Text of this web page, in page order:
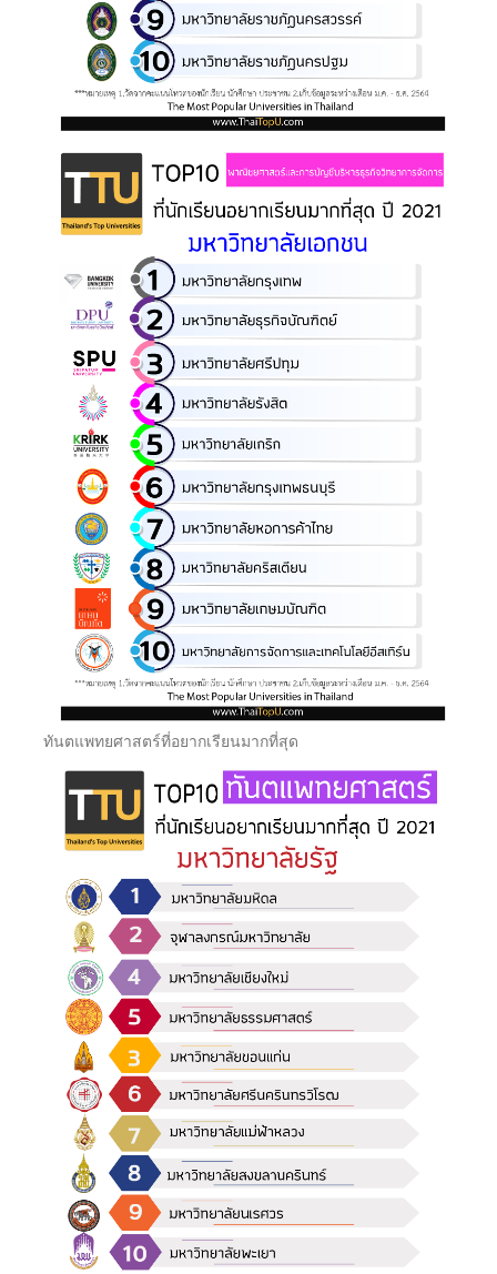
ทันตแพทยศาสตร์ที่อยากเรียนมากที่สุด